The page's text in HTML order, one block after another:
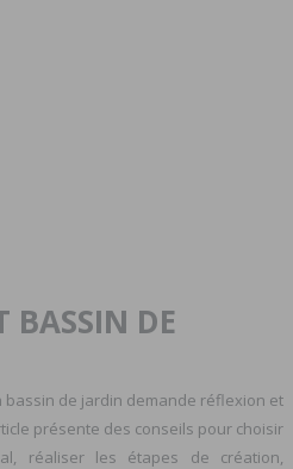
BASSIN DE
bassin de jardin demande réflexion et
présente des conseils pour choisir
réaliser les étapes de création,